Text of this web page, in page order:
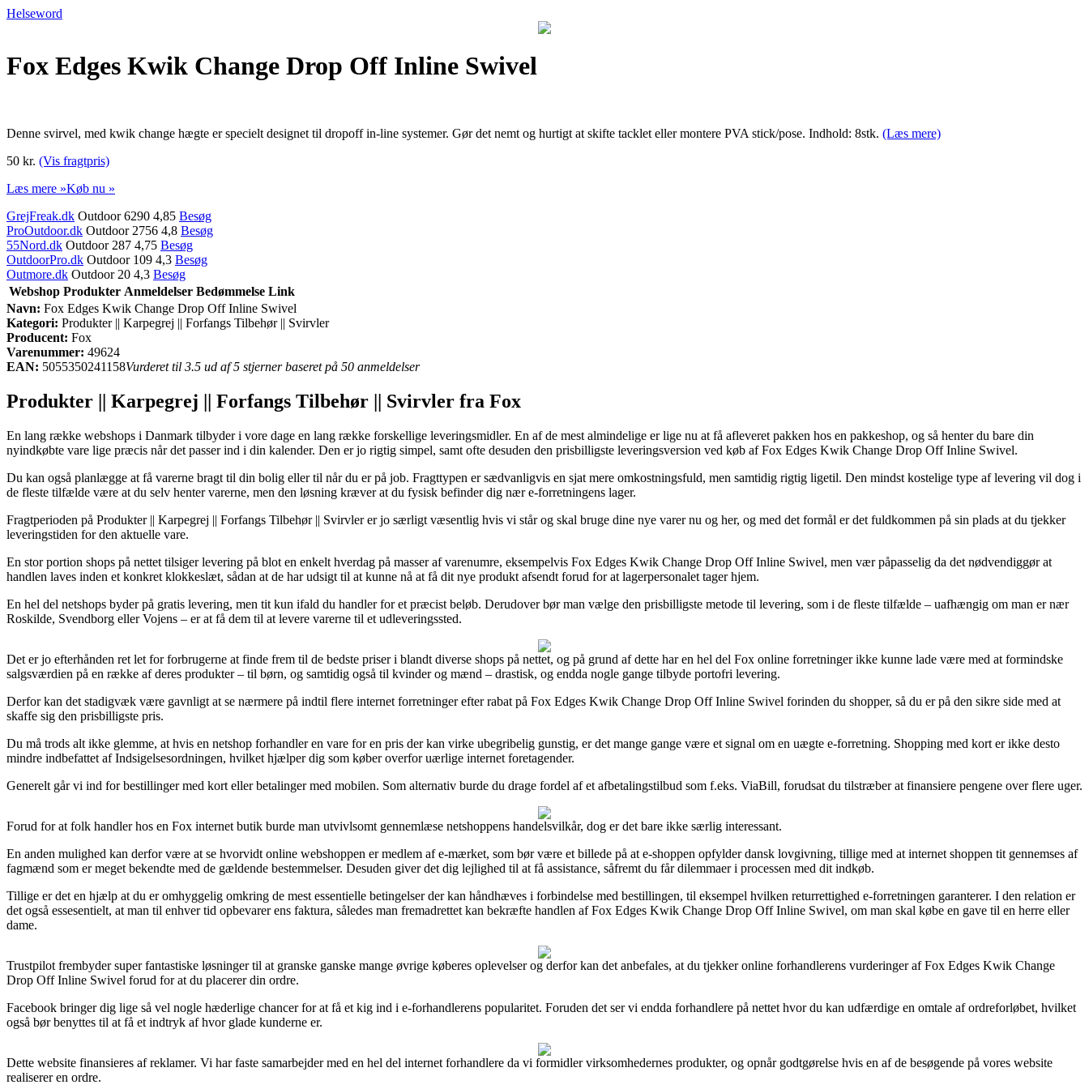
Helseword
Fox Edges Kwik Change Drop Off Inline Swivel
Denne svirvel, med kwik change hægte er specielt designet til dropoff in-line systemer. Gør det nemt og hurtigt at skifte tacklet eller montere PVA stick/pose. Indhold: 8stk. (Læs mere)
50 kr. (Vis fragtpris)
Læs mere »Køb nu »
GrejFreak.dk Outdoor 6290 4,85 Besøg
ProOutdoor.dk Outdoor 2756 4,8 Besøg
55Nord.dk Outdoor 287 4,75 Besøg
OutdoorPro.dk Outdoor 109 4,3 Besøg
Outmore.dk Outdoor 20 4,3 Besøg
Webshop Produkter Anmeldelser Bedømmelse Link
Navn: Fox Edges Kwik Change Drop Off Inline Swivel
Kategori: Produkter || Karpegrej || Forfangs Tilbehør || Svirvler
Producent: Fox
Varenummer: 49624
EAN: 5055350241158Vurderet til 3.5 ud af 5 stjerner baseret på 50 anmeldelser
Produkter || Karpegrej || Forfangs Tilbehør || Svirvler fra Fox
En lang række webshops i Danmark tilbyder i vore dage en lang række forskellige leveringsmidler. En af de mest almindelige er lige nu at få afleveret pakken hos en pakkeshop, og så henter du bare din
nyindkøbte vare lige præcis når det passer ind i din kalender. Den er jo rigtig simpel, samt ofte desuden den prisbilligste leveringsversion ved køb af Fox Edges Kwik Change Drop Off Inline Swivel.
Du kan også planlægge at få varerne bragt til din bolig eller til når du er på job. Fragttypen er sædvanligvis en sjat mere omkostningsfuld, men samtidig rigtig ligetil. Den mindst kostelige type af levering vil dog i
de fleste tilfælde være at du selv henter varerne, men den løsning kræver at du fysisk befinder dig nær e-forretningens lager.
Fragtperioden på Produkter || Karpegrej || Forfangs Tilbehør || Svirvler er jo særligt væsentlig hvis vi står og skal bruge dine nye varer nu og her, og med det formål er det fuldkommen på sin plads at du tjekker
leveringstiden for den aktuelle vare.
En stor portion shops på nettet tilsiger levering på blot en enkelt hverdag på masser af varenumre, eksempelvis Fox Edges Kwik Change Drop Off Inline Swivel, men vær påpasselig da det nødvendiggør at
handlen laves inden et konkret klokkeslæt, sådan at de har udsigt til at kunne nå at få dit nye produkt afsendt forud for at lagerpersonalet tager hjem.
En hel del netshops byder på gratis levering, men tit kun ifald du handler for et præcist beløb. Derudover bør man vælge den prisbilligste metode til levering, som i de fleste tilfælde – uafhængig om man er nær
Roskilde, Svendborg eller Vojens – er at få dem til at levere varerne til et udleveringssted.
Det er jo efterhånden ret let for forbrugerne at finde frem til de bedste priser i blandt diverse shops på nettet, og på grund af dette har en hel del Fox online forretninger ikke kunne lade være med at formindske
salgsværdien på en række af deres produkter – til børn, og samtidig også til kvinder og mænd – drastisk, og endda nogle gange tilbyde portofri levering.
Derfor kan det stadigvæk være gavnligt at se nærmere på indtil flere internet forretninger efter rabat på Fox Edges Kwik Change Drop Off Inline Swivel forinden du shopper, så du er på den sikre side med at
skaffe sig den prisbilligste pris.
Du må trods alt ikke glemme, at hvis en netshop forhandler en vare for en pris der kan virke ubegribelig gunstig, er det mange gange være et signal om en uægte e-forretning. Shopping med kort er ikke desto
mindre indbefattet af Indsigelsesordningen, hvilket hjælper dig som køber overfor uærlige internet foretagender.
Generelt går vi ind for bestillinger med kort eller betalinger med mobilen. Som alternativ burde du drage fordel af et afbetalingstilbud som f.eks. ViaBill, forudsat du tilstræber at finansiere pengene over flere uger.
Forud for at folk handler hos en Fox internet butik burde man utvivlsomt gennemlæse netshoppens handelsvilkår, dog er det bare ikke særlig interessant.
En anden mulighed kan derfor være at se hvorvidt online webshoppen er medlem af e-mærket, som bør være et billede på at e-shoppen opfylder dansk lovgivning, tillige med at internet shoppen tit gennemses af
fagmænd som er meget bekendte med de gældende bestemmelser. Desuden giver det dig lejlighed til at få assistance, såfremt du får dilemmaer i processen med dit indkøb.
Tillige er det en hjælp at du er omhyggelig omkring de mest essentielle betingelser der kan håndhæves i forbindelse med bestillingen, til eksempel hvilken returrettighed e-forretningen garanterer. I den relation er
det også essesentielt, at man til enhver tid opbevarer ens faktura, således man fremadrettet kan bekræfte handlen af Fox Edges Kwik Change Drop Off Inline Swivel, om man skal købe en gave til en herre eller
dame.
Trustpilot frembyder super fantastiske løsninger til at granske ganske mange øvrige køberes oplevelser og derfor kan det anbefales, at du tjekker online forhandlerens vurderinger af Fox Edges Kwik Change
Drop Off Inline Swivel forud for at du placerer din ordre.
Facebook bringer dig lige så vel nogle hæderlige chancer for at få et kig ind i e-forhandlerens popularitet. Foruden det ser vi endda forhandlere på nettet hvor du kan udfærdige en omtale af ordreforløbet, hvilket
også bør benyttes til at få et indtryk af hvor glade kunderne er.
Dette website finansieres af reklamer. Vi har faste samarbejder med en hel del internet forhandlere da vi formidler virksomhedernes produkter, og opnår godtgørelse hvis en af de besøgende på vores website
realiserer en ordre.